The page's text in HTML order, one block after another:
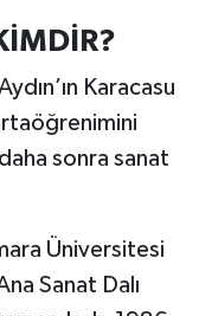
Karacasu
sonra sanat
Üniversitesi
Sanat Dalı